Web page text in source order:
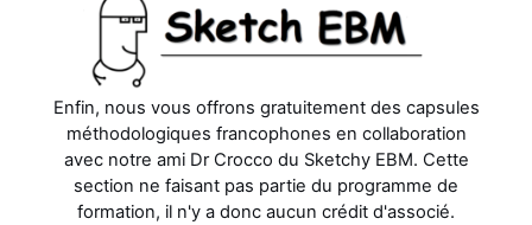
Enfin, nous vous offrons gratuitement des capsules
méthodologiques francophones en collaboration
avec notre ami Dr Crocco du Sketchy EBM. Cette
section ne faisant pas partie du programme de
formation, il n'y a donc aucun crédit d'associé.